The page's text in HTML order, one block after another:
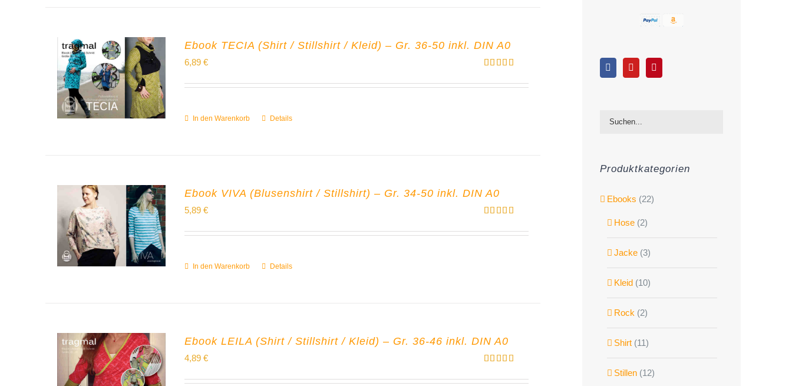
Ebook TECIA (Shirt / Stillshirt / Kleid) – Gr. 36-50 inkl. DIN A0
mit5.00
6,89 €
In den Warenkorb Details
Ebook VIVA (Blusenshirt / Stillshirt) – Gr. 34-50 inkl. DIN A0
mit5.00
5,89 €
In den Warenkorb Details
Ebook LEILA (Shirt / Stillshirt / Kleid) – Gr. 36-46 inkl. DIN A0
mit5.00
4,89 €
Produktkategorien
Ebooks (22)
Hose (2)
Jacke (3)
Kleid (10)
Rock (2)
Shirt (11)
Stillen (12)